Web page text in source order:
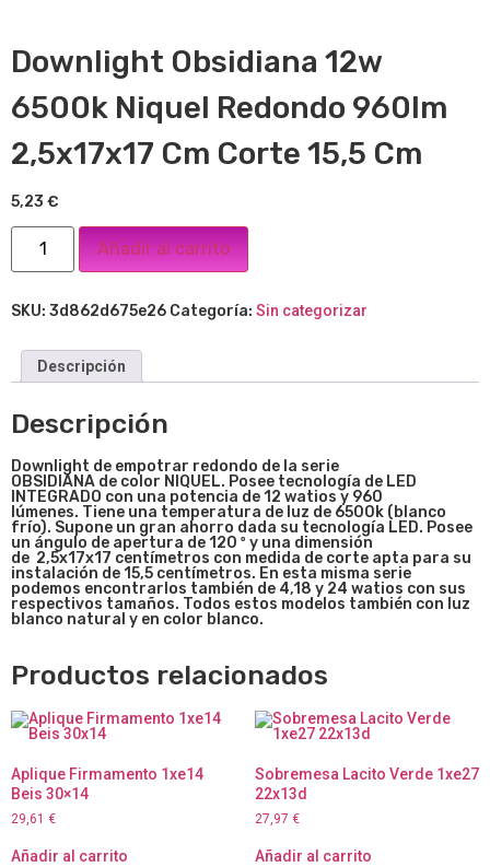
Downlight Obsidiana 12w
6500k Niquel Redondo 960lm
2,5x17x17 Cm Corte 15,5 Cm
5,23 €
Añadir al carrito
SKU: 3d862d675e26 Categoría: Sin categorizar
Descripción
Descripción
Downlight de empotrar redondo de la serie
OBSIDIANA de color NIQUEL. Posee tecnología de LED
INTEGRADO con una potencia de 12 watios y 960
lúmenes. Tiene una temperatura de luz de 6500k (blanco
frío). Supone un gran ahorro dada su tecnología LED. Posee
un ángulo de apertura de 120 º y una dimensión
de 2,5x17x17 centímetros con medida de corte apta para su
instalación de 15,5 centímetros. En esta misma serie
podemos encontrarlos también de 4,18 y 24 watios con sus
respectivos tamaños. Todos estos modelos también con luz
blanco natural y en color blanco.
Productos relacionados
Aplique Firmamento 1xe14
Beis 30×14
29,61 €
Añadir al carrito
Sobremesa Lacito Verde 1xe27
22x13d
27,97 €
Añadir al carrito